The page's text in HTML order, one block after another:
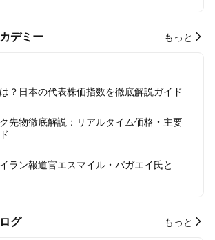
デミー もっと
？日本の代表株価指数を徹底解説ガイド
先物徹底解説：リアルタイム価格・主要
ラン報道官エスマイル・バガエイ氏と
グ もっと